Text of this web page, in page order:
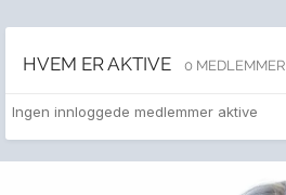
HVEM ER AKTIVE 0 MEDLEMMER
Ingen innloggede medlemmer aktive